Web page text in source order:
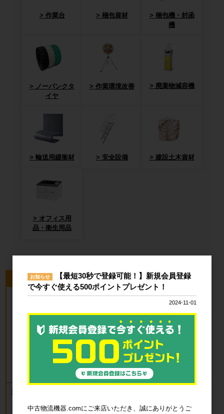
作業台 梱包資材
梱包機・封函
機
ノーパンクタ
イヤ
作業環境改善 廃棄物減容機
輸送用緩衝材 安全設備 建設土木資材
オフィス用
品・衛生用品
今回のピックアップ商品
新品 カゴ台車 ロールボックスパレッ
ブルー
お知らせ
【最短30秒で登録可能！】新規会員登録
で今すぐ使える500ポイントプレゼント！
2024-11-01
中古物流機器.comにご来店いただき、誠にありがとうご